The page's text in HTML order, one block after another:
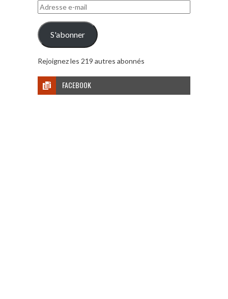
Adresse
e-
mail
S'abonner
Rejoignez les 219 autres abonnés
FACEBOOK